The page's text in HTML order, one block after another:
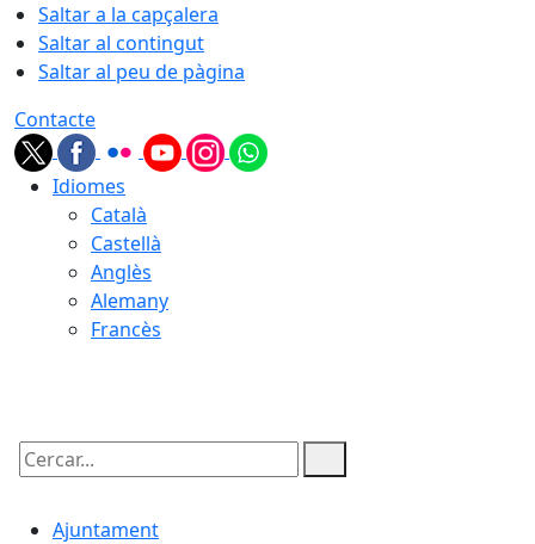
Saltar a la capçalera
Saltar al contingut
Saltar al peu de pàgina
Contacte
Idiomes
Català
Castellà
Anglès
Alemany
Francès
Cercar:
Ajuntament